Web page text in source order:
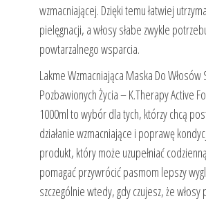
wzmacniającej. Dzięki temu łatwiej
pielęgnacji, a włosy słabe zwykle
powtarzalnego wsparcia.
Lakme Wzmacniająca Maska ​​Do Włosów
Pozbawionych Życia – K.Therapy Active
1000ml to wybór dla tych, którzy chcą
działanie wzmacniające i poprawę
produkt, który może uzupełniać
pomagać przywrócić pasmom lepszy
szczególnie wtedy, gdy czujesz, że włosy